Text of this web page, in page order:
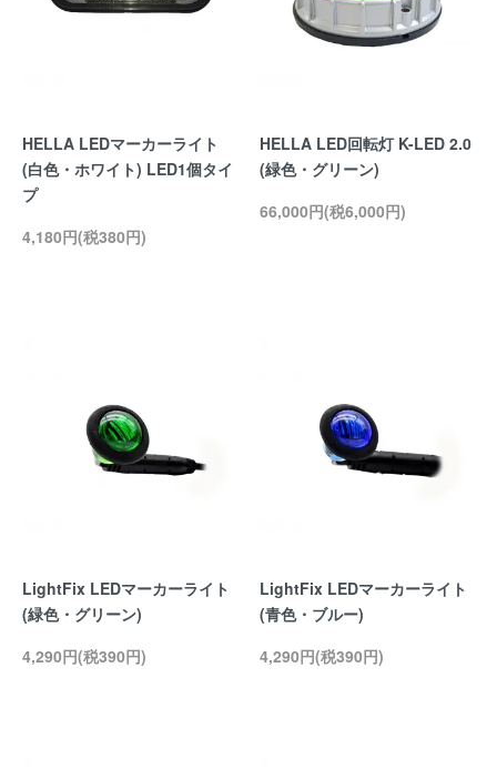
HELLA LEDマーカーライト
(白色・ホワイト) LED1個タイ
プ
4,180円(税380円)
HELLA LED回転灯 K-LED 2.0
(緑色・グリーン)
66,000円(税6,000円)
LightFix LEDマーカーライト
(緑色・グリーン)
4,290円(税390円)
LightFix LEDマーカーライト
(青色・ブルー)
4,290円(税390円)